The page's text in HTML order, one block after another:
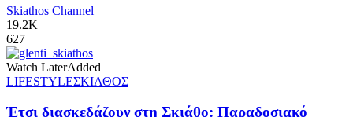
Skiathos Channel
19.2K
627
Watch LaterAdded
LIFESTYLEΣΚΙΑΘΟΣ
Έτσι διασκεδάζουν στη Σκιάθο: Παραδοσιακό